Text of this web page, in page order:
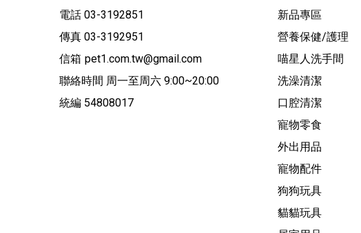
電話 03-3192851
傳真 03-3192951
信箱 pet1.com.tw@gmail.com
聯絡時間 周一至周六 9:00~20:00
統編 54808017
新品專區
營養保健/護理
喵星人洗手間
洗澡清潔
口腔清潔
寵物零食
外出用品
寵物配件
狗狗玩具
貓貓玩具